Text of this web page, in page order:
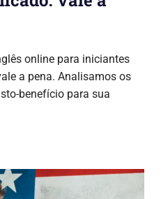
online para iniciantes
a pena. Analisamos os
benefício para sua